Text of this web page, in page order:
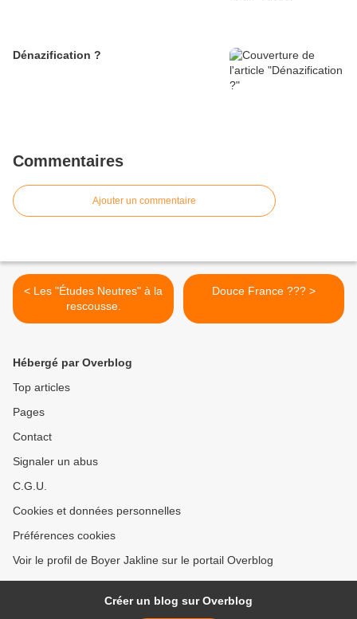
Dénazification ?
Commentaires
Ajouter un commentaire
< Les "Études Neutres" à la
rescousse.
Douce France ??? >
Hébergé par Overblog
Top articles
Pages
Contact
Signaler un abus
C.G.U.
Cookies et données personnelles
Préférences cookies
Voir le profil de Boyer Jakline sur le portail Overblog
Créer un blog sur Overblog